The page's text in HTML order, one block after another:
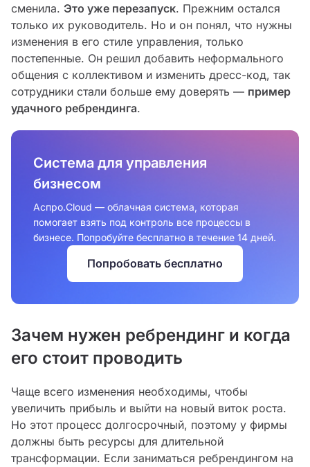
сменила. Это уже перезапуск. Прежним остался
только их руководитель. Но и он понял, что нужны
изменения в его стиле управления, только
постепенные. Он решил добавить неформального
общения с коллективом и изменить дресс-код, так
сотрудники стали больше ему доверять — пример
удачного ребрендинга.
Система для управления
бизнесом
Аспро.Cloud — облачная система, которая
помогает взять под контроль все процессы в
бизнесе. Попробуйте бесплатно в течение 14 дней.
Попробовать бесплатно
Зачем нужен ребрендинг и когда
его стоит проводить
Чаще всего изменения необходимы, чтобы
увеличить прибыль и выйти на новый виток роста.
Но этот процесс долгосрочный, поэтому у фирмы
должны быть ресурсы для длительной
трансформации. Если заниматься ребрендингом на